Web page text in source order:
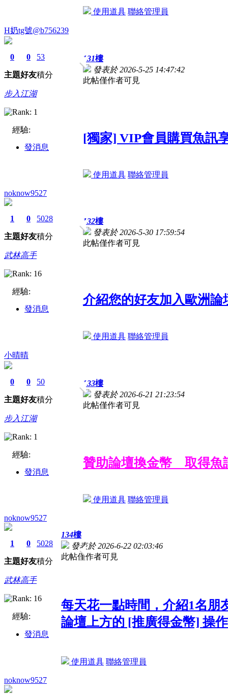
使用道具 聯絡管理員
H奶tg號@b756239
0
主題
0
好友
53
積分
步入江湖
經驗:
發消息
131樓
發表於 2026-5-25 14:47:42
此帖僅作者可見
[獨家] VIP會員購買魚訊
使用道具 聯絡管理員
noknow9527
1
主題
0
好友
5028
積分
武林高手
經驗:
發消息
132樓
發表於 2026-5-30 17:59:54
此帖僅作者可見
介紹您的好友加入歐洲論
使用道具 聯絡管理員
小晴晴
0
主題
0
好友
50
積分
步入江湖
經驗:
發消息
133樓
發表於 2026-6-21 21:23:54
此帖僅作者可見
贊助論壇換金幣 取得魚
使用道具 聯絡管理員
noknow9527
1
主題
0
好友
5028
積分
武林高手
經驗:
發消息
134樓
發表於 2026-6-22 02:03:46
此帖僅作者可見
每天花一點時間，介紹1名朋
論壇上方的 [推廣得金幣] 操作
使用道具 聯絡管理員
noknow9527